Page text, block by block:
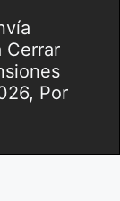
Cerrar
Por